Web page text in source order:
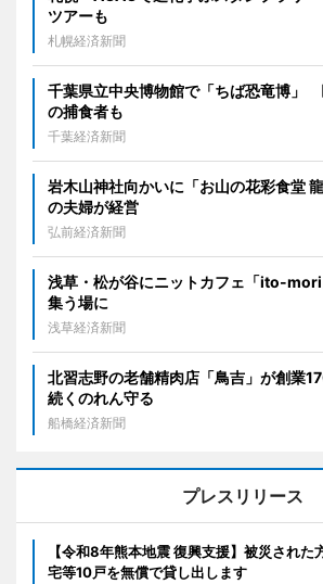
ツアーも
札幌経済新聞
千葉県立中央博物館で「ちば恐竜博」
の捕食者も
千葉経済新聞
岩木山神社向かいに「お山の花彩食堂
の夫婦が経営
弘前経済新聞
浅草・松が谷にニットカフェ「ito-
集う場に
浅草経済新聞
北習志野の老舗精肉店「鳥吉」が創業
続くのれん守る
船橋経済新聞
プレスリリース
【令和8年熊本地震 復興支援】被災された
宅等10戸を無償で貸し出します